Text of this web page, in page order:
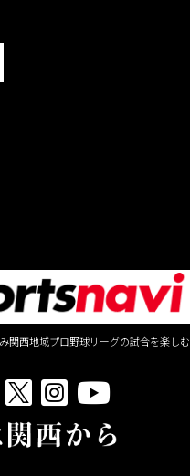
関西地域プロ野球リーグの試合を楽しむ